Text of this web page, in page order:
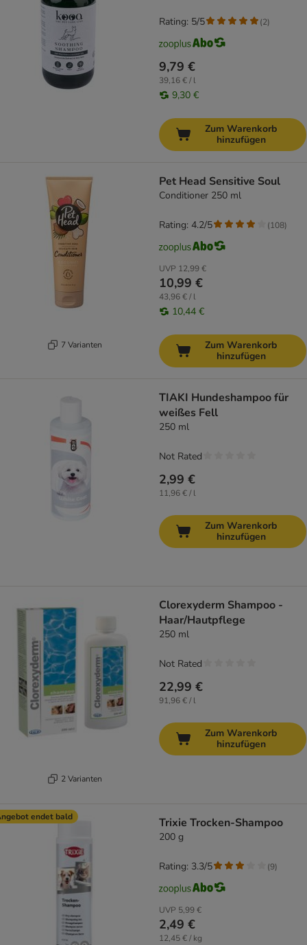
9,79 €
39,16 € / l
9,30 €
Rating: 5/5 (2)
Zum Warenkorb
hinzufügen
7 Varianten
Pet Head Sensitive Soul
Conditioner 250 ml
UVP 12,99 €
10,99 €
43,96 € / l
10,44 €
Rating: 4.2/5 (108)
Zum Warenkorb
hinzufügen
TIAKI Hundeshampoo für
weißes Fell
250 ml
2,99 €
11,96 € / l
Not Rated
Zum Warenkorb
hinzufügen
2 Varianten
Clorexyderm Shampoo -
Haar/Hautpflege
250 ml
22,99 €
91,96 € / l
Not Rated
Zum Warenkorb
hinzufügen
endet bald Trixie Trocken-Shampoo
200 g
UVP 5,99 €
2,49 €
12,45 € / kg
Rating: 3.3/5 (9)